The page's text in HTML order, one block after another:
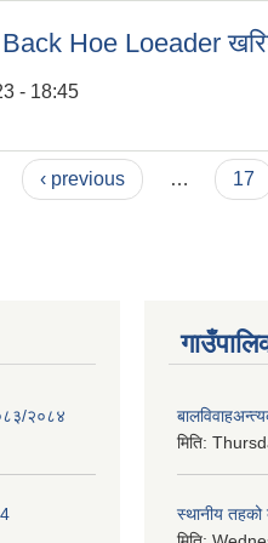
Back Hoe Loeader
- 18:45
‹ previous … 17
२०८४
मिति:
स्थानीय तहको